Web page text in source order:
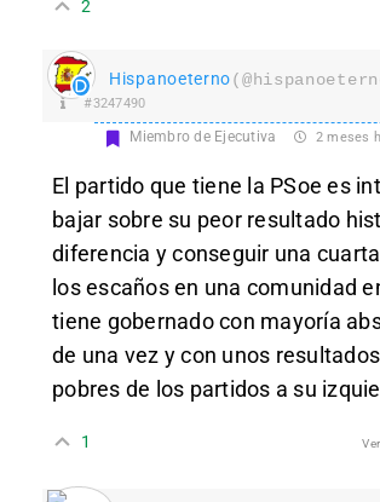
2
Hispanoeterno
#3247490
Miembro de Ejecutiva 2 meses
El partido que tiene la PSoe es
bajar sobre su peor resultado
diferencia y conseguir una
los escaños en una comunidad
tiene gobernado con mayoría
de una vez y con unos
pobres de los partidos a su
1